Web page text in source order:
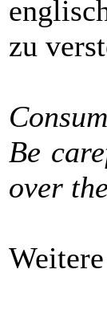
zu
Be
over